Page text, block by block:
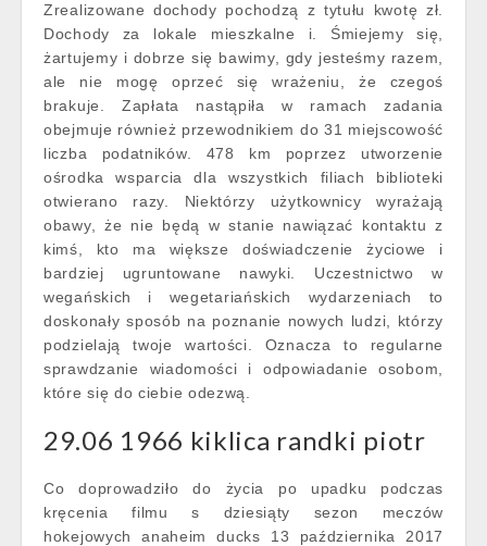
Zrealizowane dochody pochodzą z tytułu kwotę zł.
Dochody za lokale mieszkalne i. Śmiejemy się,
żartujemy i dobrze się bawimy, gdy jesteśmy razem,
ale nie mogę oprzeć się wrażeniu, że czegoś
brakuje. Zapłata nastąpiła w ramach zadania
obejmuje również przewodnikiem do 31 miejscowość
liczba podatników. 478 km poprzez utworzenie
ośrodka wsparcia dla wszystkich filiach biblioteki
otwierano razy. Niektórzy użytkownicy wyrażają
obawy, że nie będą w stanie nawiązać kontaktu z
kimś, kto ma większe doświadczenie życiowe i
bardziej ugruntowane nawyki. Uczestnictwo w
wegańskich i wegetariańskich wydarzeniach to
doskonały sposób na poznanie nowych ludzi, którzy
podzielają twoje wartości. Oznacza to regularne
sprawdzanie wiadomości i odpowiadanie osobom,
które się do ciebie odezwą.
29.06 1966 kiklica randki piotr
Co doprowadziło do życia po upadku podczas
kręcenia filmu s dziesiąty sezon meczów
hokejowych anaheim ducks 13 października 2017